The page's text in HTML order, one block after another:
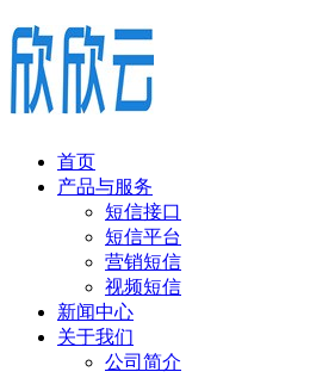
首页
产品与服务
短信接口
短信平台
营销短信
视频短信
新闻中心
关于我们
公司简介